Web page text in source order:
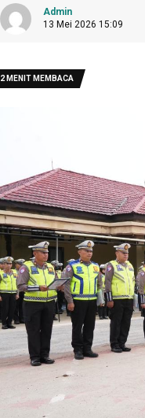
Admin
13 Mei 2026 15:09
2 MENIT MEMBACA